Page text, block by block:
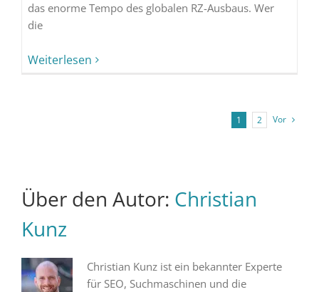
das enorme Tempo des globalen RZ-Ausbaus. Wer
die
Weiterlesen
1 2 Vor
Über den Autor: Christian
Kunz
Christian Kunz ist ein bekannter Experte
für SEO, Suchmaschinen und die